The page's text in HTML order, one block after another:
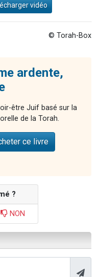
vidéo
© Torah-Box
ardente,
être Juif basé sur la
de la Torah.
ce livre
?
NON